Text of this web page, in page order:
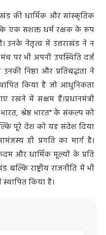
की धार्मिक और सांस्कृतिक
एक सशक्त धर्म रक्षक के रूप
उनके नेतृत्व में उत्तराखंड ने न
पर भी अपनी उपस्थिति दर्ज
निष्ठा और प्रतिबद्धता ने
किया है जो आधुनिकता
में सक्षम हैं।प्रधानमंत्री
श्रेष्ठ भारत" के संकल्प को
पूरे देश को यह संदेश दिया
ही प्रगति का मार्ग है।
और धार्मिक मूल्यों के प्रति
बल्कि राष्ट्रीय राजनीति में भी
किया है।